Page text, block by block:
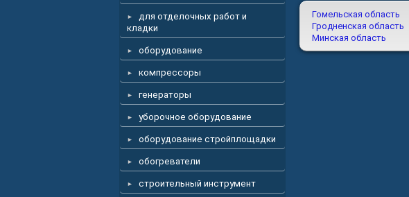
для отделочных работ и
кладки
оборудование
компрессоры
генераторы
уборочное оборудование
оборудование стройплощадки
обогреватели
строительный инструмент
Гомельская область
Гродненская область
Минская область